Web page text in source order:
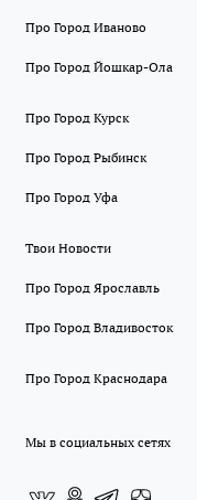
Про Город Иваново
Про Город Йошкар-Ола
Про Город Курск
Про Город Рыбинск
Про Город Уфа
Твои Новости
Про Город Ярославль
Про Город Владивосток
Про Город Краснодара
Мы в социальных сетях